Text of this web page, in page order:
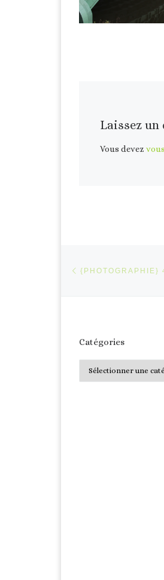
Laissez
Vous devez
Parcourir
{PHOTOGRAPHIE}
Catégories